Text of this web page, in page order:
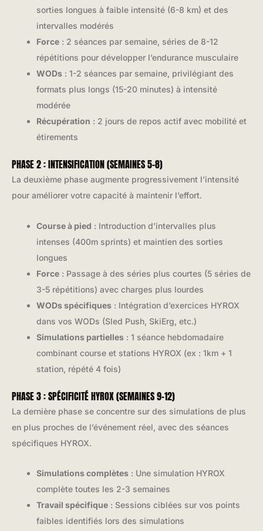
sorties longues à faible intensité (6-8 km) et des
intervalles modérés
Force : 2 séances par semaine, séries de 8-12
répétitions pour développer l’endurance musculaire
WODs : 1-2 séances par semaine, privilégiant des
formats plus longs (15-20 minutes) à intensité
modérée
Récupération : 2 jours de repos actif avec mobilité et
étirements
PHASE 2 : INTENSIFICATION (SEMAINES 5-8)
La deuxième phase augmente progressivement l’intensité
pour améliorer votre capacité à maintenir l’effort.
Course à pied : Introduction d’intervalles plus
intenses (400m sprints) et maintien des sorties
longues
Force : Passage à des séries plus courtes (5 séries de
3-5 répétitions) avec charges plus lourdes
WODs spécifiques : Intégration d’exercices HYROX
dans vos WODs (Sled Push, SkiErg, etc.)
Simulations partielles : 1 séance hebdomadaire
combinant course et stations HYROX (ex : 1km + 1
station, répété 4 fois)
PHASE 3 : SPÉCIFICITÉ HYROX (SEMAINES 9-12)
La dernière phase se concentre sur des simulations de plus
en plus proches de l’événement réel, avec des séances
spécifiques HYROX.
Simulations complètes : Une simulation HYROX
complète toutes les 2-3 semaines
Travail spécifique : Sessions ciblées sur vos points
faibles identifiés lors des simulations